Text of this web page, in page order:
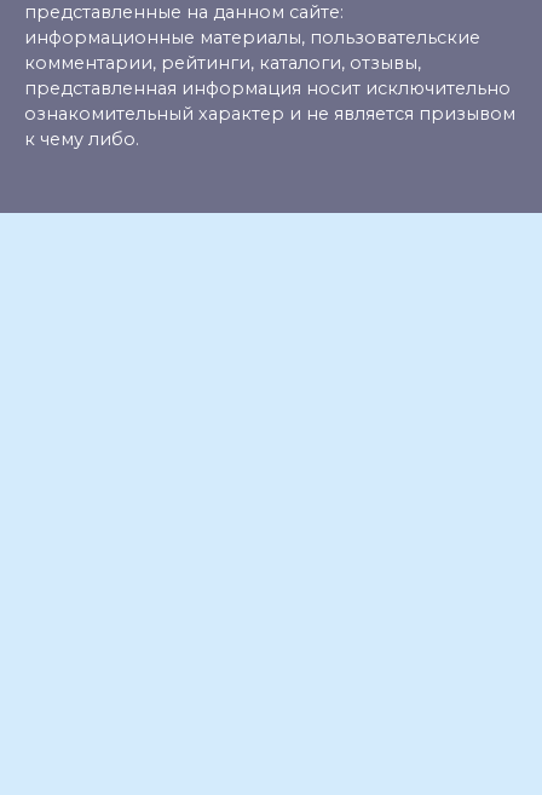
представленные на данном сайте:
информационные материалы, пользовательские
комментарии, рейтинги, каталоги, отзывы,
представленная информация носит исключительно
ознакомительный характер и не является призывом
к чему либо.